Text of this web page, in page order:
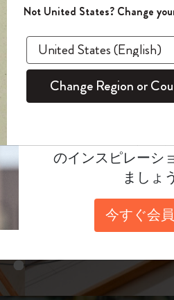
エジャーナル
ナー
コレクション
ンナー
・リング』コレク
ートブック
スキン のコレク
贈り物です
ギフト
このデバイスで情
ログイン
から始まる物語
フレー
の一本を選ぼう
ス
スライド表示2
3
今すぐ会員登録
「WELCOME10」
回注文が10%オフ
ます。セール・ア
適用
のインスピレーシ
ましょ
今すぐ会
Not United States? Change
Change Region or